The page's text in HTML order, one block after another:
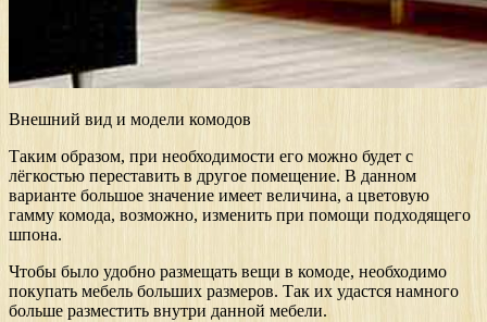
Внешний вид и модели комодов
Таким образом, при необходимости его можно будет с
лёгкостью переставить в другое помещение. В данном
варианте большое значение имеет величина, а цветовую
гамму комода, возможно, изменить при помощи подходящего
шпона.
Чтобы было удобно размещать вещи в комоде, необходимо
покупать мебель больших размеров. Так их удастся намного
больше разместить внутри данной мебели.